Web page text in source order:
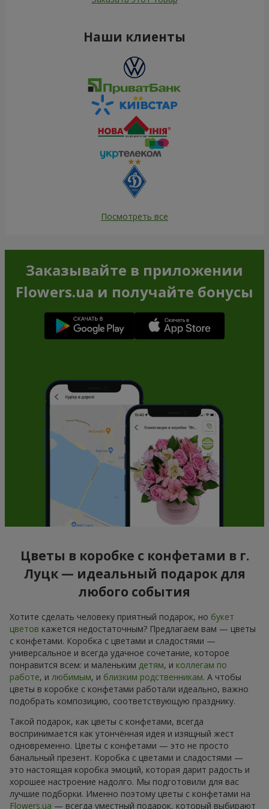
Наши клиенты
Посмотреть все
Заказывайте в приложении
Flowers.ua и получайте бонусы
Цветы в коробке с конфетами в г.
Луцк — идеальный подарок для
любого события
Хотите сделать человеку приятный подарок, но букет
цветов кажется недостаточным? Предлагаем вам — цветы
с конфетами. Коробка с цветами и сладостями —
универсальное и всегда удачное сочетание, которое
понравится всем: и маленьким детям, и коллегам по
работе, и любимым, и близким родственникам. А чтобы
цветы в коробке с конфетами работали идеально, важно
подобрать композицию, соответствующую празднику.
Такой подарок, как цветы с конфетами, всегда
воспринимается как утончённая идея и изящный жест
одновременно. Цветы с конфетами — это не просто
банальный презент. Коробка с цветами и сладостями —
это настоящая коробка эмоций, которая дарит радость и
хорошее настроение надолго. Мы подготовили для вас
лучшие подборки. Именно поэтому цветы с конфетами на
Flowers.ua — всегда уместный подарок, который выбирают